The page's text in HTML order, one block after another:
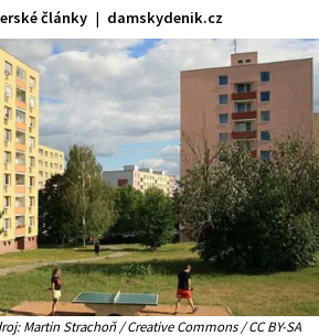
články | damskydenik.cz
Martin Strachoň / Creative Commons / CC BY-SA